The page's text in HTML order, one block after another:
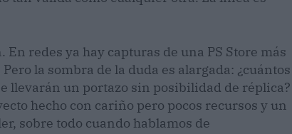
redes ya hay capturas de una PS Store más
la sombra de la duda es alargada: ¿cuántos
llevarán un portazo sin posibilidad de réplica?
hecho con cariño pero pocos recursos y un
sobre todo cuando hablamos de